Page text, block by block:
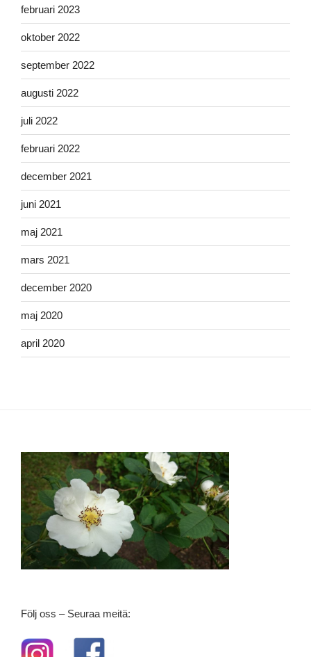
februari 2023
oktober 2022
september 2022
augusti 2022
juli 2022
februari 2022
december 2021
juni 2021
maj 2021
mars 2021
december 2020
maj 2020
april 2020
Följ oss – Seuraa meitä: